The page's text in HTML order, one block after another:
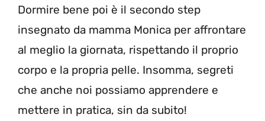
Dormire bene poi è il secondo step
insegnato da mamma Monica per affrontare
al meglio la giornata, rispettando il proprio
corpo e la propria pelle. Insomma, segreti
che anche noi possiamo apprendere e
mettere in pratica, sin da subito!